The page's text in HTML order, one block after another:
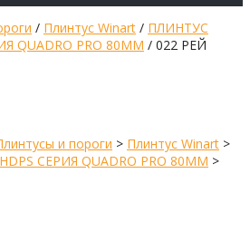
/ Плинтус Winart / ПЛИНТУС
QUADRO PRO 80ММ / 022 РЕЙ
и пороги > Плинтус Winart >
СЕРИЯ QUADRO PRO 80ММ >